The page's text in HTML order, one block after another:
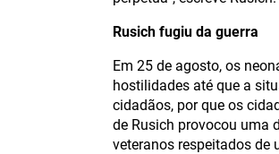
Rusich fugiu da guerra
Em 25 de agosto, os
hostilidades até que a
cidadãos, por que os
de Rusich provocou uma
veteranos respeitados de